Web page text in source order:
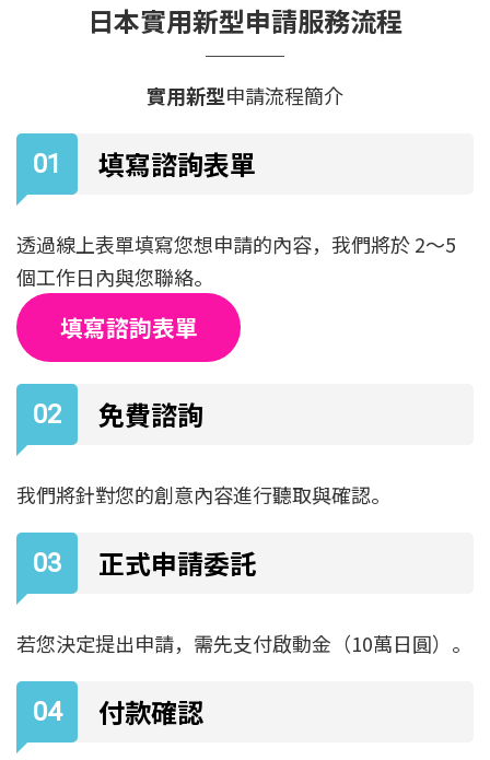
日本實用新型申請服務流程
實用新型申請流程簡介
填寫諮詢表單
透過線上表單填寫您想申請的內容，我們將於 2～5
個工作日內與您聯絡。
填寫諮詢表單
免費諮詢
我們將針對您的創意內容進行聽取與確認。
正式申請委託
若您決定提出申請，需先支付啟動金（10萬日圓）。
付款確認